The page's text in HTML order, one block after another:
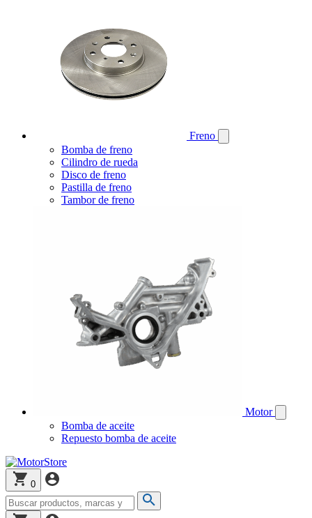
Freno
Bomba de freno
Cilindro de rueda
Disco de freno
Pastilla de freno
Tambor de freno
Motor
Bomba de aceite
Repuesto bomba de aceite
0